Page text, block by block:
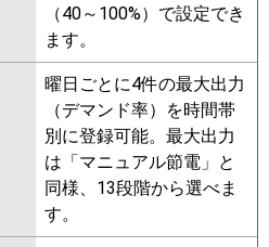
（40～100%）で設定でき
ます。
曜日ごとに4件の最大出力
（デマンド率）を時間帯
別に登録可能。最大出力
は「マニュアル節電」と
同様、13段階から選べま
す。